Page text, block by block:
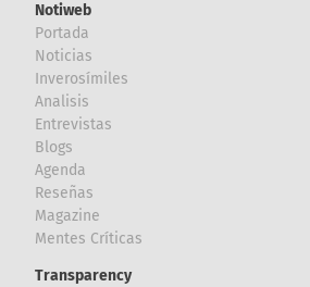
Notiweb
Portada
Noticias
Inverosímiles
Analisis
Entrevistas
Blogs
Agenda
Reseñas
Magazine
Mentes Críticas
Transparency